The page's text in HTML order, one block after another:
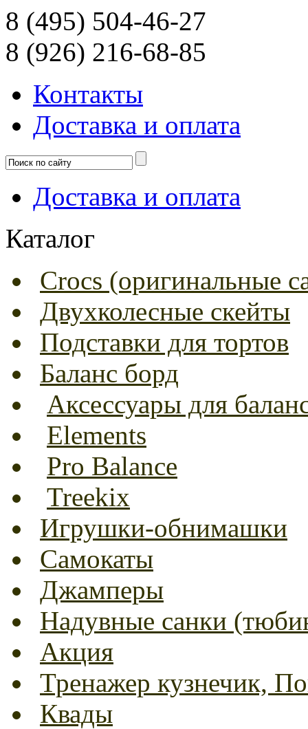
8 (495) 504-46-27
8 (926) 216-68-85
Контакты
Доcтавка и оплата
Доcтавка и оплата
Каталог
Crocs (оригинальные
Двухколесные скейты
Подставки для тортов
Баланс борд
Аксессуары для
Elements
Pro Balance
Treekix
Игрушки-обнимашки
Самокаты
Джамперы
Надувные санки
Акция
Тренажер кузнечик,
Квады